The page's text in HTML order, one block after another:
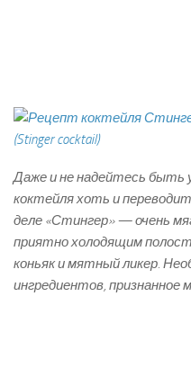
Даже и не надейтесь быть
коктейля хоть и
деле «Стингер» — очень
приятно холодящим
коньяк и мятный ликер.
ингредиентов, признанное